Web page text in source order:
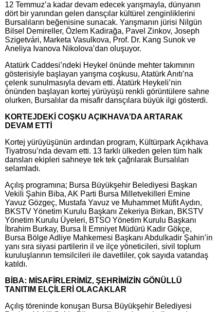
12 Temmuz’a kadar devam edecek yarışmayla, dünyanın
dört bir yanından gelen dansçılar kültürel zenginliklerini
Bursalıların beğenisine sunacak. Yarışmanın jürisi Nilgün
Bilsel Demireller, Özlem Kadirağa, Pavel Zinkov, Joseph
Szigetvári, Marketa Vasulkova, Prof. Dr. Kang Sunok ve
Aneliya Ivanova Nikolova’dan oluşuyor.
Atatürk Caddesi’ndeki Heykel önünde mehter takımının
gösterisiyle başlayan yarışma coşkusu, Atatürk Anıtı’na
çelenk sunulmasıyla devam etti. Atatürk Heykeli’nin
önünden başlayan kortej yürüyüşü renkli görüntülere sahne
olurken, Bursalılar da misafir dansçılara büyük ilgi gösterdi.
KORTEJDEKİ COŞKU AÇIKHAVA’DA ARTARAK
DEVAM ETTİ
Kortej yürüyüşünün ardından program, Kültürpark Açıkhava
Tiyatrosu’nda devam etti. 13 farklı ülkeden gelen tüm halk
dansları ekipleri sahneye tek tek çağrılarak Bursalıları
selamladı.
Açılış programına; Bursa Büyükşehir Belediyesi Başkan
Vekili Şahin Biba, AK Parti Bursa Milletvekilleri Emine
Yavuz Gözgeç, Mustafa Yavuz ve Muhammet Müfit Aydın,
BKSTV Yönetim Kurulu Başkanı Zekeriya Birkan, BKSTV
Yönetim Kurulu Üyeleri, BTSO Yönetim Kurulu Başkanı
İbrahim Burkay, Bursa İl Emniyet Müdürü Kadir Gökçe,
Bursa Bölge Adliye Mahkemesi Başkanı Abdulkadir Şahin’in
yanı sıra siyasi partilerin il ve ilçe yöneticileri, sivil toplum
kuruluşlarının temsilcileri ile davetliler, çok sayıda vatandaş
katıldı.
BİBA: MİSAFİRLERİMİZ, ŞEHRİMİZİN GÖNÜLLÜ
TANITIM ELÇİLERİ OLACAKLAR
Açılış töreninde konuşan Bursa Büyükşehir Belediyesi